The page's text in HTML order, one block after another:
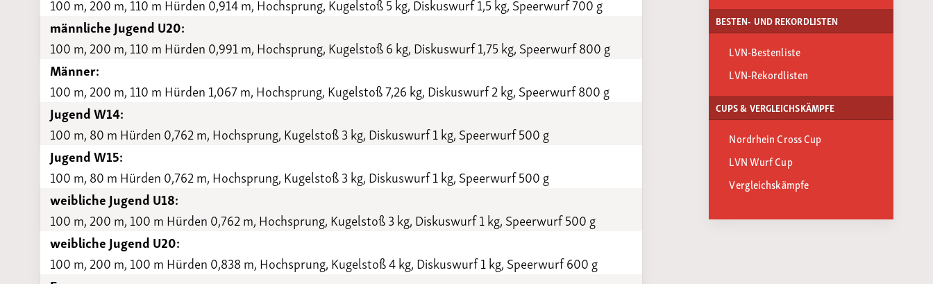
100 m, 200 m, 110 m Hürden 0,914 m, Hochsprung, Kugelstoß 5 kg, Diskuswurf 1,5 kg, Speerwurf 700 g
männliche Jugend U20:
100 m, 200 m, 110 m Hürden 0,991 m, Hochsprung, Kugelstoß 6 kg, Diskuswurf 1,75 kg, Speerwurf 800 g
Männer:
100 m, 200 m, 110 m Hürden 1,067 m, Hochsprung, Kugelstoß 7,26 kg, Diskuswurf 2 kg, Speerwurf 800 g
Jugend W14:
100 m, 80 m Hürden 0,762 m, Hochsprung, Kugelstoß 3 kg, Diskuswurf 1 kg, Speerwurf 500 g
Jugend W15:
100 m, 80 m Hürden 0,762 m, Hochsprung, Kugelstoß 3 kg, Diskuswurf 1 kg, Speerwurf 500 g
weibliche Jugend U18:
100 m, 200 m, 100 m Hürden 0,762 m, Hochsprung, Kugelstoß 3 kg, Diskuswurf 1 kg, Speerwurf 500 g
weibliche Jugend U20:
100 m, 200 m, 100 m Hürden 0,838 m, Hochsprung, Kugelstoß 4 kg, Diskuswurf 1 kg, Speerwurf 600 g
BESTEN- UND REKORDLISTEN
LVN-Bestenliste
LVN-Rekordlisten
CUPS & VERGLEICHSKÄMPFE
Nordrhein Cross Cup
LVN Wurf Cup
Vergleichskämpfe